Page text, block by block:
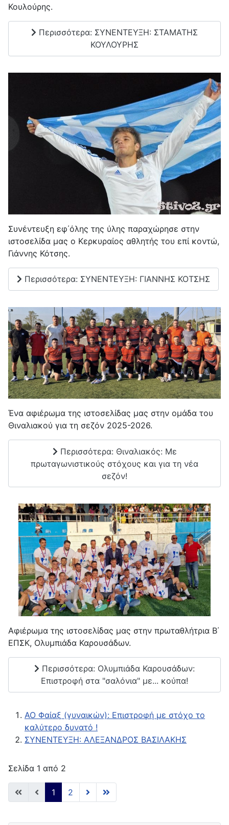
Κουλούρης.
Περισσότερα: ΣΥΝΕΝΤΕΥΞΗ: ΣΤΑΜΑΤΗΣ
ΚΟΥΛΟΥΡΗΣ
Συνέντευξη εφ΄όλης της ύλης παραχώρησε στην
ιστοσελίδα μας ο Κερκυραίος αθλητής του επί κοντώ,
Γιάννης Κότσης.
Περισσότερα: ΣΥΝΕΝΤΕΥΞΗ: ΓΙΑΝΝΗΣ ΚΟΤΣΗΣ
Ένα αφιέρωμα της ιστοσελίδας μας στην ομάδα του
Θιναλιακού για τη σεζόν 2025-2026.
Περισσότερα: Θιναλιακός: Με
πρωταγωνιστικούς στόχους και για τη νέα
σεζόν!
Αφιέρωμα της ιστοσελίδας μας στην πρωταθλήτρια Β΄
ΕΠΣΚ, Ολυμπιάδα Καρουσάδων.
Περισσότερα: Ολυμπιάδα Καρουσάδων:
Επιστροφή στα "σαλόνια" με... κούπα!
AO Φαίαξ (γυναικών): Επιστροφή με στόχο το
καλύτερο δυνατό !
ΣΥΝΕΝΤΕΥΞΗ: ΑΛΕΞΑΝΔΡΟΣ ΒΑΣΙΛΑΚΗΣ
Σελίδα 1 από 2
1 2